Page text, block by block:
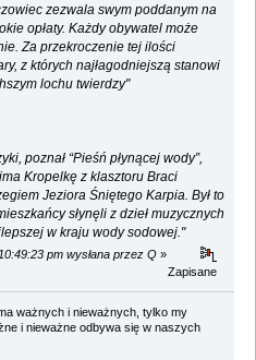
zezwala swym poddanym na
opłaty. Każdy obywatel może
Za przekroczenie tej ilości
z których najłagodniejszą stanowi
lochu twierdzy"
poznał “Pieśń płynącej wody”,
Kropelkę z klasztoru Braci
Jeziora Śniętego Karpia. Był to
słynęli z dzieł muzycznych
w kraju wody sodowej."
pm wysłana przez Q »
Zapisane
ważnych i nieważnych, tylko my
i nieważne odbywa się w naszych